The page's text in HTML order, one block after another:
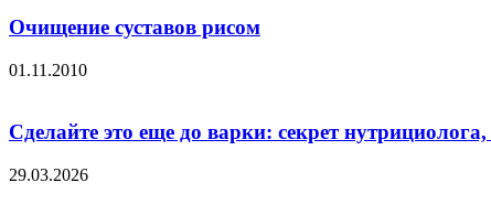
Очищение суставов рисом
01.11.2010
Сделайте это еще до варки: секрет
29.03.2026